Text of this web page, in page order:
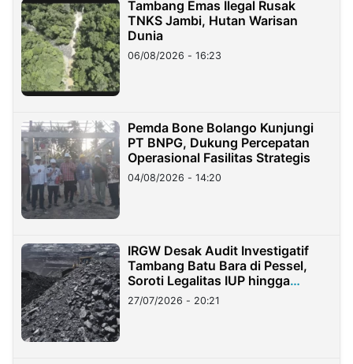
Tambang Emas Ilegal Rusak
TNKS Jambi, Hutan Warisan
Dunia
06/08/2026 - 16:23
Pemda Bone Bolango Kunjungi
PT BNPG, Dukung Percepatan
Operasional Fasilitas Strategis
04/08/2026 - 14:20
IRGW Desak Audit Investigatif
Tambang Batu Bara di Pessel,
Soroti Legalitas IUP hingga
Stockpile
27/07/2026 - 20:21